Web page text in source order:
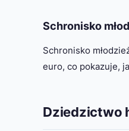
Schronisko
Schronisko
euro, co pokazuje,
Dziedzictwo